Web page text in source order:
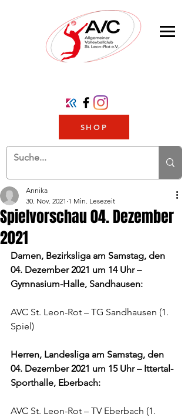
SHOP
Spielvorschau 04. Dezember
2021
Annika
30. Nov. 2021 1 Min. Lesezeit
Damen, Bezirksliga am Samstag, den
04. Dezember 2021 um 14 Uhr –
Gymnasium-Halle, Sandhausen:
AVC St. Leon-Rot – TG Sandhausen (1.
Spiel)
Herren, Landesliga am Samstag, den
04. Dezember 2021 um 15 Uhr – Ittertal-
Sporthalle, Eberbach:
AVC St. Leon-Rot – TV Eberbach (1.